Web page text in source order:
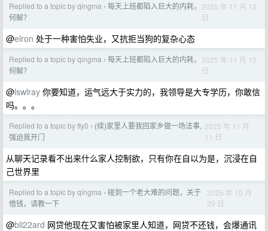
Replied to a topic by qingma › 每天上班都陷入巨大的内耗，
何解？
2025 年 11 月 12
日
@elron 处于一种害怕失业，又抗拒当狗的复杂心态
Replied to a topic by qingma › 每天上班都陷入巨大的内耗，
何解？
2025 年 11 月 12
日
@lswlray 你要知道，运气远大于实力的，我领导是大专学历，你敢信
吗。。。
Replied to a topic by tty0 › (续)家里人要我回家乡做一场法事,
强迫我开门
2025 年 11 月
11 日
从聊天记录看不出来什么家人控制欲，只有你在自以为是，沉浸在自
己世界里
Replied to a topic by qingma › 碰到一个老大难的问题，关于
借钱，请教一下
2025 年 10 月
29 日
@bli22ard 网贷他现在又害怕被家里人知道，网贷不还钱，会爆通讯